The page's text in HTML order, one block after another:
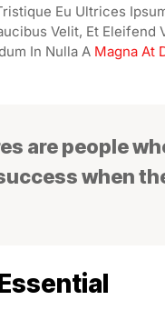
Eu Ultrices
Velit, Et Eleifend
In Nulla A Magna At
are people
when